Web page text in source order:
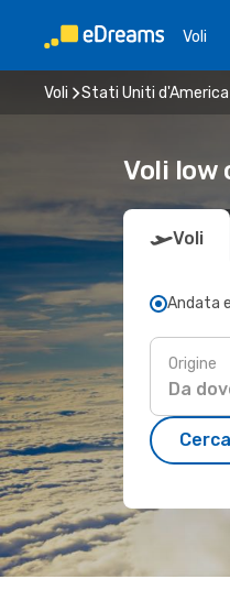
Voli
Voli Stati Uniti d'America
Voli low
Voli
Andata
Origine